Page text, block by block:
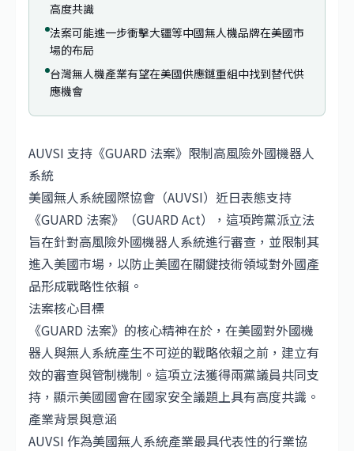
高度共識
法案可能進一步衝擊大疆等中國無人機品牌在美國市
場的布局
台灣無人機產業有望在美國供應鏈重組中找到替代供
應機會
AUVSI 支持《GUARD 法案》限制高風險外國機器人
系統
美國無人系統國際協會（AUVSI）近日表態支持
《GUARD 法案》（GUARD Act），這項跨黨派立法
旨在針對高風險外國機器人系統進行審查，並限制其
進入美國市場，以防止美國在關鍵技術領域對外國產
品形成戰略性依賴。
法案核心目標
《GUARD 法案》的核心精神在於，在美國對外國機
器人與無人系統產生不可逆的戰略依賴之前，建立有
效的審查與管制機制。這項立法獲得兩黨議員共同支
持，顯示美國國會在國家安全議題上具有高度共識。
產業背景與意涵
AUVSI 作為美國無人系統產業最具代表性的行業協